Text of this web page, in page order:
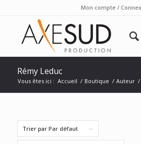
Mon compte /
Rémy Leduc
Vous êtes ici : Accueil / Boutique / Auteur /
Trier par Par défaut